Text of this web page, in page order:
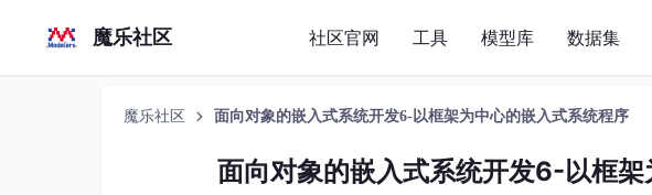
魔乐社区 社区官网 工具 模型库 数据集
魔乐社区 面向对象的嵌入式系统开发6-以框架为中心的嵌入式系统程序
面向对象的嵌入式系统开发6-以框